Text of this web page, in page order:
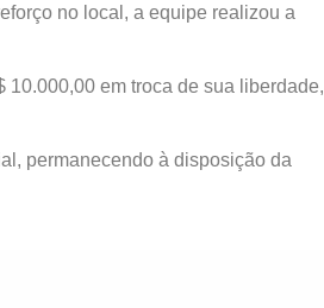
no local, a equipe realizou a
em troca de sua liberdade,
permanecendo à disposição da